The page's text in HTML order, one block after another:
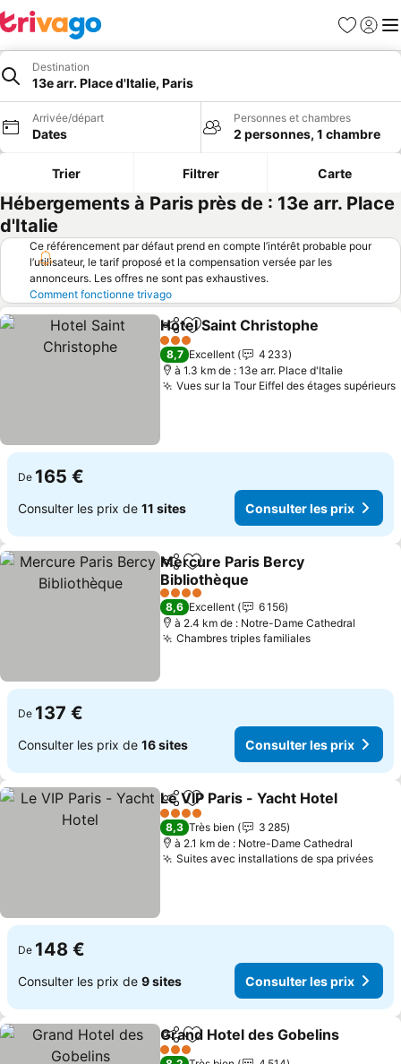
Favoris
Se
Destination
13e arr. Place d'Italie, Paris
Arrivée/départ
Dates
Personnes et chambres
2 personnes, 1 chambre
Trier Filtrer Carte
Hébergements à Paris près de : 13e arr. Place
d'Italie
Ce référencement par défaut prend en compte l’intérêt probable pour
l’utilisateur, le tarif proposé et la compensation versée par les
annonceurs. Les offres ne sont pas exhaustives.
Comment fonctionne trivago
PartagerAjouter à mes favoris
Hotel Saint Christophe
3 Étoiles
8,7 Excellent
4 233
à 1.3 km de : 13e arr. Place d'Italie
Vues sur la Tour Eiffel des étages supérieurs
De 165 €
Consulter les prix de 11 sites Consulter les prix
PartagerAjouter à mes favoris
Mercure Paris Bercy
Bibliothèque
4 Étoiles
8,6 Excellent
6 156
à 2.4 km de : Notre-Dame Cathedral
Chambres triples familiales
De 137 €
Consulter les prix de 16 sites Consulter les prix
PartagerAjouter à mes favoris
Le VIP Paris - Yacht Hotel
4 Étoiles
8,3 Très bien
3 285
à 2.1 km de : Notre-Dame Cathedral
Suites avec installations de spa privées
De 148 €
Consulter les prix de 9 sites Consulter les prix
PartagerAjouter à mes favoris
Grand Hotel des Gobelins
3 Étoiles